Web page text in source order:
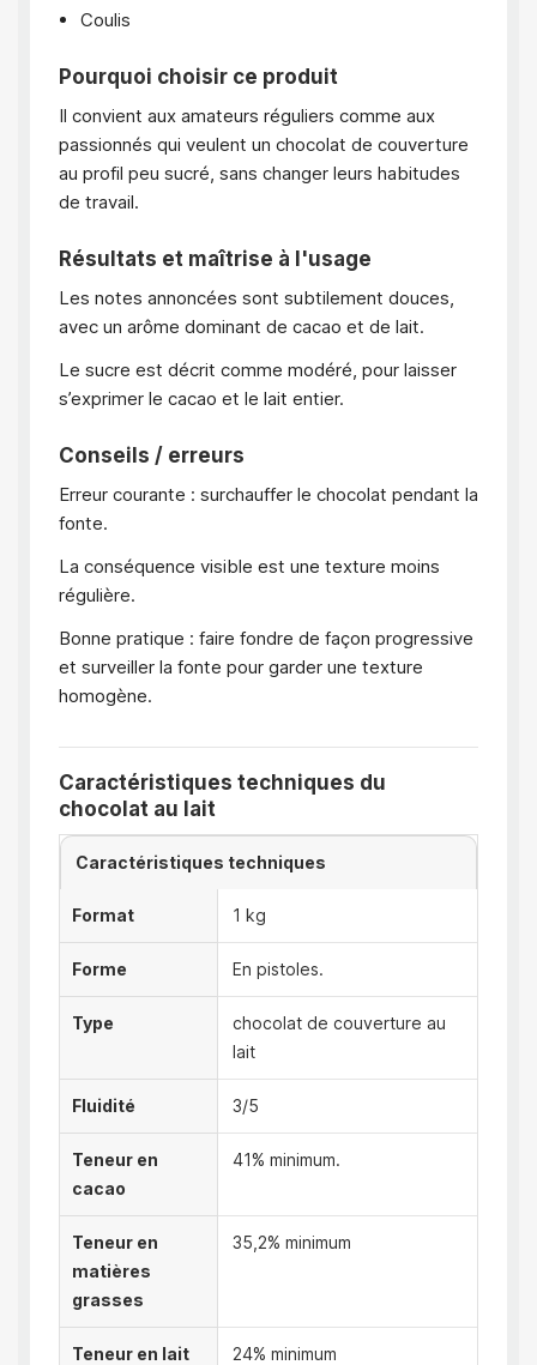
Coulis
Pourquoi choisir ce produit
Il convient aux amateurs réguliers comme aux
passionnés qui veulent un chocolat de couverture
au profil peu sucré, sans changer leurs habitudes
de travail.
Résultats et maîtrise à l'usage
Les notes annoncées sont subtilement douces,
avec un arôme dominant de cacao et de lait.
Le sucre est décrit comme modéré, pour laisser
s’exprimer le cacao et le lait entier.
Conseils / erreurs
Erreur courante : surchauffer le chocolat pendant la
fonte.
La conséquence visible est une texture moins
régulière.
Bonne pratique : faire fondre de façon progressive
et surveiller la fonte pour garder une texture
homogène.
Caractéristiques techniques du
chocolat au lait
Caractéristiques techniques
Format 1 kg
Forme En pistoles.
Type
chocolat de couverture au
lait
Fluidité 3/5
Teneur en
cacao
41% minimum.
Teneur en
matières
grasses
35,2% minimum
Teneur en lait 24% minimum